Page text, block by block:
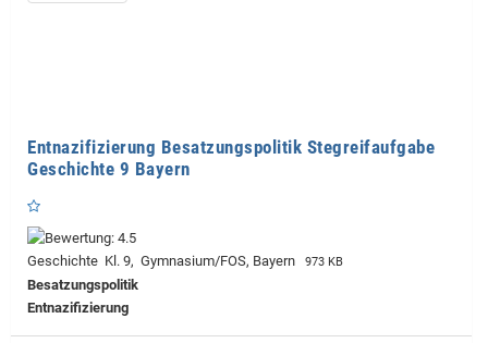
Entnazifizierung Besatzungspolitik Stegreifaufgabe
Geschichte 9 Bayern
Geschichte Kl. 9, Gymnasium/FOS, Bayern 973 KB
Besatzungspolitik
Entnazifizierung